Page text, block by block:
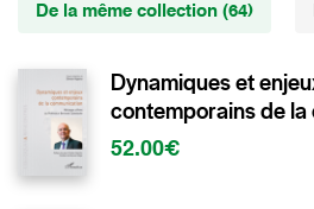
De la même collection (64)
Dynamiques et
contemporains de
52.00€